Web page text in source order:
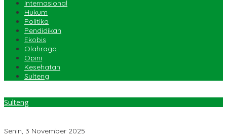
Internasional
Hukum
Politika
Pendidikan
Ekobis
Olahraga
Opini
Kesehatan
Sulteng
Sulteng
Senin, 3 November 2025